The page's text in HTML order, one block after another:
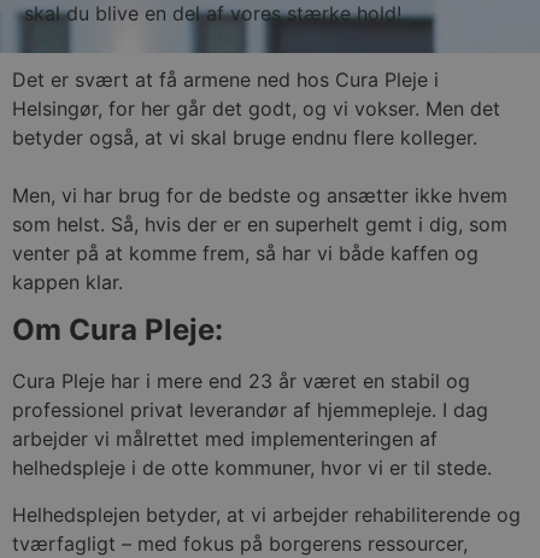
skal du blive en del af vores stærke hold!
Det er svært at få armene ned hos Cura Pleje i
Helsingør, for her går det godt, og vi vokser. Men det
betyder også, at vi skal bruge endnu flere kolleger.
Men, vi har brug for de bedste og ansætter ikke hvem
som helst. Så, hvis der er en superhelt gemt i dig, som
venter på at komme frem, så har vi både kaffen og
kappen klar.
Om Cura Pleje:
Cura Pleje har i mere end 23 år været en stabil og
professionel privat leverandør af hjemmepleje. I dag
arbejder vi målrettet med implementeringen af
helhedspleje i de otte kommuner, hvor vi er til stede.
Helhedsplejen betyder, at vi arbejder rehabiliterende og
tværfagligt – med fokus på borgerens ressourcer,